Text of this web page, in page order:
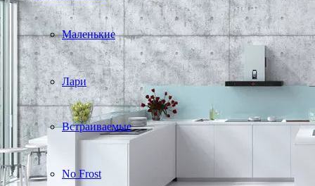
Маленькие
Лари
Встраиваемые
No Frost